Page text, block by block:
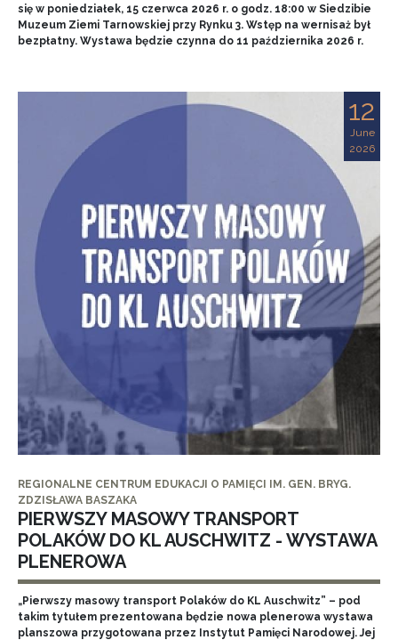
się w poniedziałek, 15 czerwca 2026 r. o godz. 18:00 w Siedzibie
Muzeum Ziemi Tarnowskiej przy Rynku 3. Wstęp na wernisaż był
bezpłatny. Wystawa będzie czynna do 11 października 2026 r.
12
June
2026
REGIONALNE CENTRUM EDUKACJI O PAMIĘCI IM. GEN. BRYG.
ZDZISŁAWA BASZAKA
PIERWSZY MASOWY TRANSPORT
POLAKÓW DO KL AUSCHWITZ - WYSTAWA
PLENEROWA
„Pierwszy masowy transport Polaków do KL Auschwitz” – pod
takim tytułem prezentowana będzie nowa plenerowa wystawa
planszowa przygotowana przez Instytut Pamięci Narodowej. Jej